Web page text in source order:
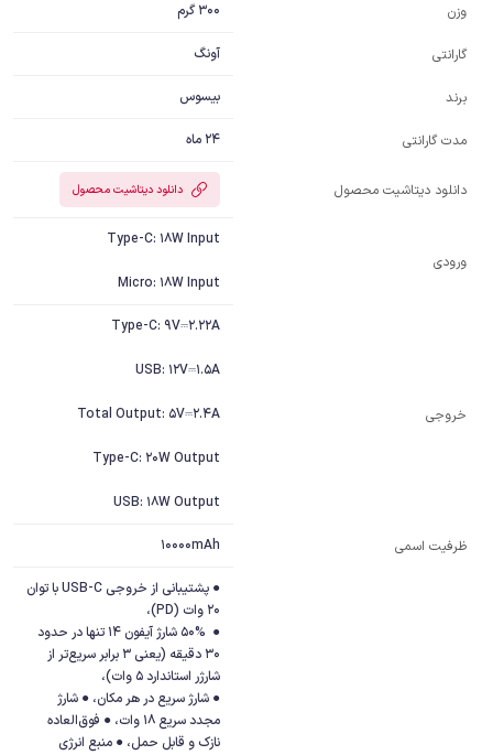
وزن 300 گرم
گارانتی آونگ
برند بیسوس
مدت گارانتی 24 ماه
دانلود دیتاشیت محصول دانلود دیتاشیت محصول
ورودی
Micro: 18W Input
خروجی
USB: 18W Output
ظرفیت اسمی 10000mAh